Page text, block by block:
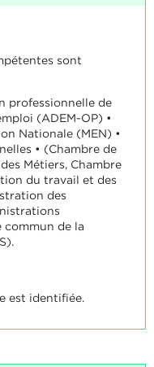
sont
professionnelle de
(ADEM-OP) •
Nationale (MEN) •
• (Chambre de
Métiers, Chambre
du travail et des
des
commun de la
est identifiée.